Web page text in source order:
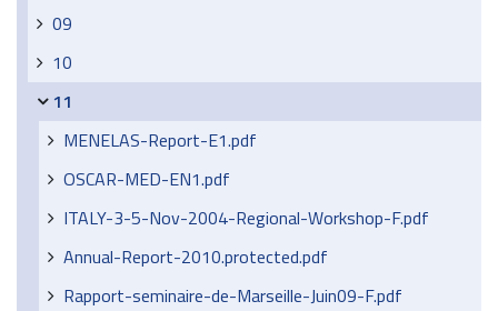
09
10
11
MENELAS-Report-E1.pdf
OSCAR-MED-EN1.pdf
ITALY-3-5-Nov-2004-Regional-Workshop-F.pdf
Annual-Report-2010.protected.pdf
Rapport-seminaire-de-Marseille-Juin09-F.pdf